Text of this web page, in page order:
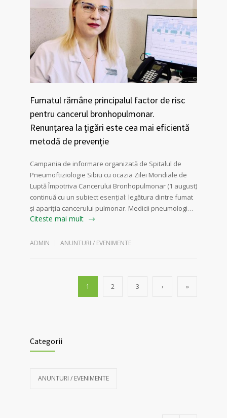
Fumatul rămâne principalul factor de risc
pentru cancerul bronhopulmonar.
Renunțarea la țigări este cea mai eficientă
metodă de prevenție
Campania de informare organizată de Spitalul de
Pneumoftiziologie Sibiu cu ocazia Zilei Mondiale de
Luptă Împotriva Cancerului Bronhopulmonar (1 august)
continuă cu un subiect esențial: legătura dintre fumat
și apariția cancerului pulmonar. Medicii pneumologi…
Citeste mai mult
ADMIN ANUNTURI / EVENIMENTE
1 2 3 › »
Categorii
ANUNTURI / EVENIMENTE